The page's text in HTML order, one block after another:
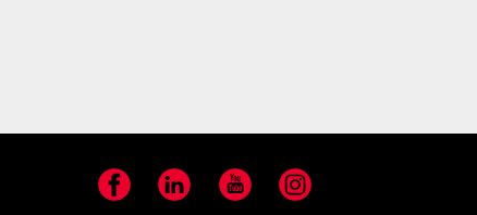
FacebookLinkedIn YouTubeInstagram